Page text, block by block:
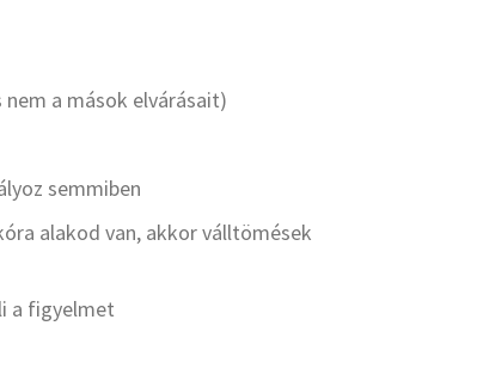
a mások elvárásait)
semmiben
alakod van, akkor válltömések
a figyelmet